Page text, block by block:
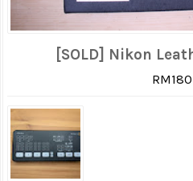
[SOLD] Nikon